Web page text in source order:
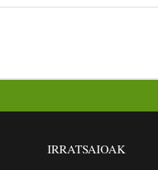
IRRATSAIOAK